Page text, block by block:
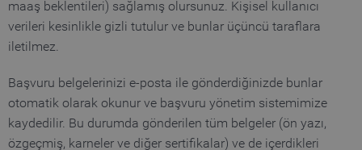
maaş beklentileri) sağlamış olursunuz. Kişisel kullanıcı
verileri kesinlikle gizli tutulur ve bunlar üçüncü taraflara
iletilmez.
Başvuru belgelerinizi e-posta ile gönderdiğinizde bunlar
otomatik olarak okunur ve başvuru yönetim sistemimize
kaydedilir. Bu durumda gönderilen tüm belgeler (ön yazı,
özgeçmiş, karneler ve diğer sertifikalar) ve de içerdikleri
_pk_ses.1.b06e www.truetzschler.de
_pk_id.1.b06e www.truetzschler.de 1 year